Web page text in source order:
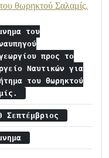
θωρηκτού Σαλαμίς.
του
προς το
Ναυτικών για
του θωρηκτού
Σεπτέμβριος